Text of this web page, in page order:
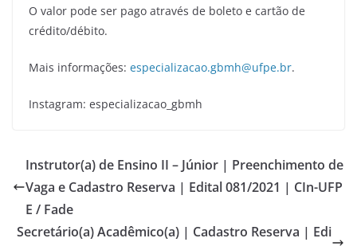
O valor pode ser pago através de boleto e cartão de
crédito/débito.
Mais informações: especializacao.gbmh@ufpe.br.
Instagram: especializacao_gbmh
Instrutor(a) de Ensino II – Júnior | Preenchimento de
Vaga e Cadastro Reserva | Edital 081/2021 | CIn-UFP
E / Fade
Secretário(a) Acadêmico(a) | Cadastro Reserva | Edi